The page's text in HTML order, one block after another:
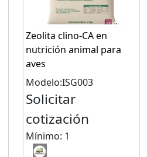
Zeolita clino-CA en
nutrición animal para
aves
Modelo:ISG003
Solicitar
cotización
Mínimo: 1